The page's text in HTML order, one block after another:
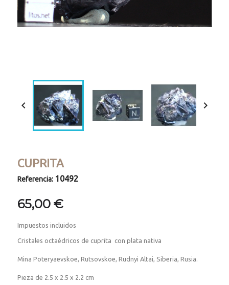
 
CUPRITA
Referencia: 10492
65,00 €
Impuestos incluidos
Cristales octaédricos de cuprita con plata nativa
Mina Poteryaevskoe, Rutsovskoe, Rudnyi Altai, Siberia, Rusia.
Pieza de 2.5 x 2.5 x 2.2 cm